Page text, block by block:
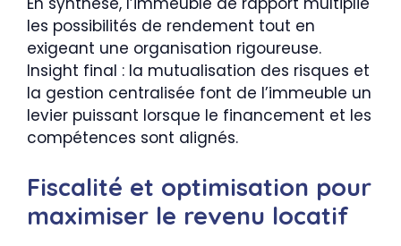
les possibilités de rendement tout en
exigeant une organisation rigoureuse.
Insight final : la mutualisation des risques et
la gestion centralisée font de l’immeuble un
levier puissant lorsque le financement et les
compétences sont alignés.
Fiscalité et optimisation pour
maximiser le revenu locatif